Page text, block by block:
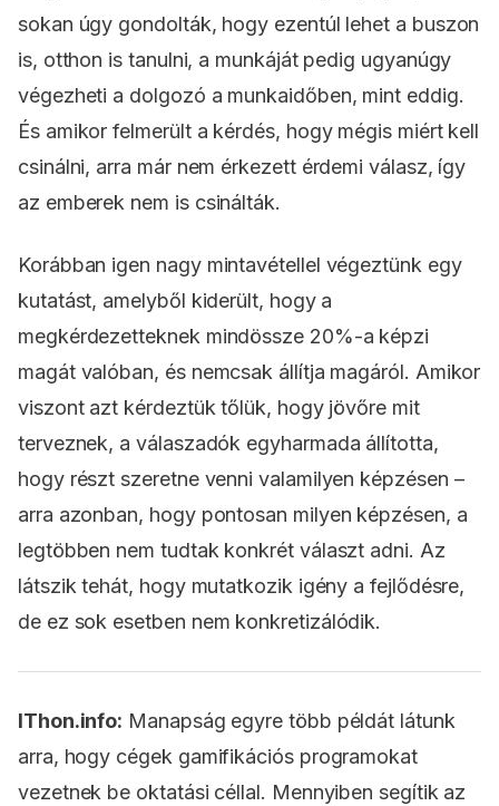
sokan úgy gondolták, hogy ezentúl lehet a buszon
is, otthon is tanulni, a munkáját pedig ugyanúgy
végezheti a dolgozó a munkaidőben, mint eddig.
És amikor felmerült a kérdés, hogy mégis miért kell
csinálni, arra már nem érkezett érdemi válasz, így
az emberek nem is csinálták.
Korábban igen nagy mintavétellel végeztünk egy
kutatást, amelyből kiderült, hogy a
megkérdezetteknek mindössze 20%-a képzi
magát valóban, és nemcsak állítja magáról. Amikor
viszont azt kérdeztük tőlük, hogy jövőre mit
terveznek, a válaszadók egyharmada állította,
hogy részt szeretne venni valamilyen képzésen –
arra azonban, hogy pontosan milyen képzésen, a
legtöbben nem tudtak konkrét választ adni. Az
látszik tehát, hogy mutatkozik igény a fejlődésre,
de ez sok esetben nem konkretizálódik.
IThon.info: Manapság egyre több példát látunk
arra, hogy cégek gamifikációs programokat
vezetnek be oktatási céllal. Mennyiben segítik az